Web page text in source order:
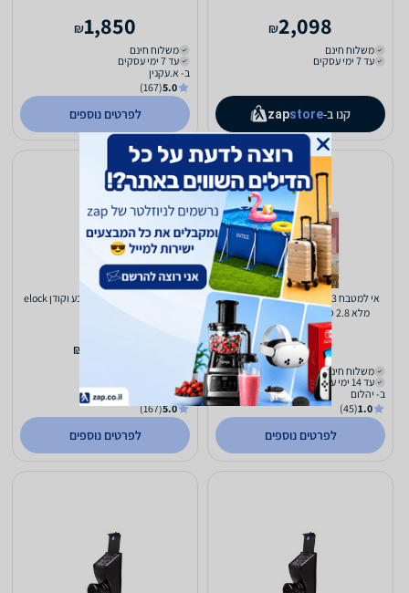
2,098
₪
משלוח חינם
עד 7 ימי עסקים
קנו ב- zapstore
1,850
₪
משלוח חינם
עד 7 ימי עסקים
ב- א.עקנין
5.0
(167)
לפרטים נוספים
אי למטבח 3 דלתות ומגירה יולי - עץ אורן
מלא 2.8 ס"מ - הובלה הרכבה חינם
1,990
₪
משלוח חינם
עד 14 ימי עסקים
ב- יהלום
1.0
(45)
לפרטים נוספים
מנעול לדלת עם טביעת אצבע וקודן elock
₪
ב- א.עקנין
5.0
(167)
לפרטים נוספים